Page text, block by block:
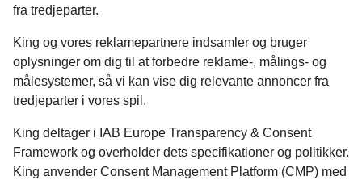
fra tredjeparter.
King og vores reklamepartnere indsamler og bruger
oplysninger om dig til at forbedre reklame-, målings- og
målesystemer, så vi kan vise dig relevante annoncer fra
tredjeparter i vores spil.
King deltager i IAB Europe Transparency & Consent
Framework og overholder dets specifikationer og politikker.
King anvender Consent Management Platform (CMP) med